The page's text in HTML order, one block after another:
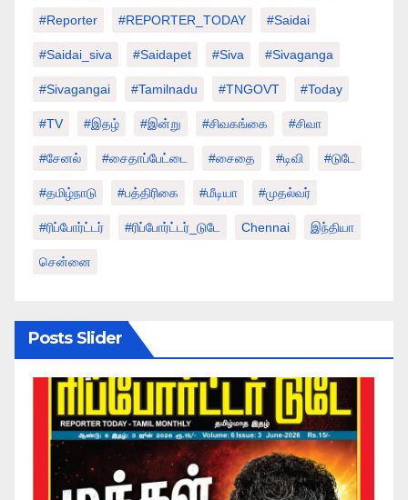
#Reporter #REPORTER_TODAY #saidai
#saidai_siva #saidapet #Siva #Sivaganga
#sivagangai #tamilnadu #TNGOVT #today
#TV #இதழ் #இன்று #சிவகங்கை #சிவா
#சேனல் #சைதாப்பேட்டை #சைதை #டிவி #டுடே
#தமிழ்நாடு #பத்திரிகை #மீடியா #முதல்வர்
#ரிப்போர்ட்டர் #ரிப்போர்ட்டர்_டுடே Chennai இந்தியா
சென்னை
Posts Slider